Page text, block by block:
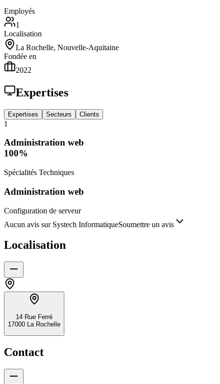
Employés
1
Localisation
La Rochelle, Nouvelle-Aquitaine
Fondée en
2022
Expertises
Expertises Secteurs Clients
1
Administration web
100%
Spécialités Techniques
Administration web
Configuration de serveur
Aucun avis sur Systech InformatiqueSoumettre un avis
Localisation
14 Rue Ferré
17000 La Rochelle
Contact